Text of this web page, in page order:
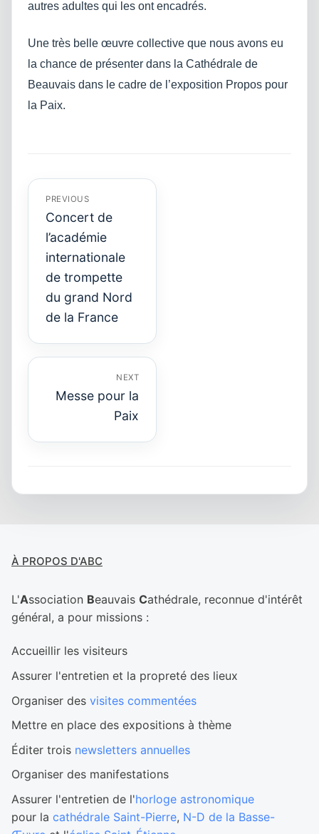
autres adultes qui les ont encadrés.
Une très belle œuvre collective que nous avons eu
la chance de présenter dans la Cathédrale de
Beauvais dans le cadre de l’exposition Propos pour
la Paix.
de
l’article
PREVIOUS
post:
Concert de
l’académie
internationale
de trompette
du grand Nord
de la France
NEXT
Messe pour la
Paix
À PROPOS D'ABC
L'Association Beauvais Cathédrale, reconnue d'intérêt
général, a pour missions :
Accueillir les visiteurs
Assurer l'entretien et la propreté des lieux
Organiser des visites commentées
Mettre en place des expositions à thème
Éditer trois newsletters annuelles
Organiser des manifestations
Assurer l'entretien de l'horloge astronomique
pour la cathédrale Saint-Pierre, N-D de la Basse-